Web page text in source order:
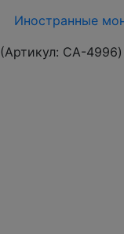
Иностранные
(Артикул: CA-4996)